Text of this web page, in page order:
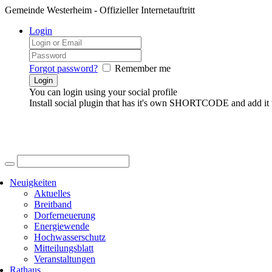
Gemeinde Westerheim - Offizieller Internetauftritt
Login
Forgot password? Remember me
You can login using your social profile
Install social plugin that has it's own SHORTCODE and add
Neuigkeiten
Aktuelles
Breitband
Dorferneuerung
Energiewende
Hochwasserschutz
Mitteilungsblatt
Veranstaltungen